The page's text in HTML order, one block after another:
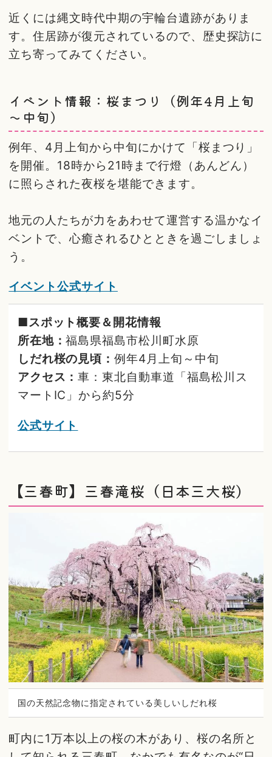
近くには縄文時代中期の宇輪台遺跡がありま
す。住居跡が復元されているので、歴史探訪に
立ち寄ってみてください。
イベント情報：桜まつり（例年4月上旬
～中旬）
例年、4月上旬から中旬にかけて「桜まつり」
を開催。18時から21時まで行燈（あんどん）
に照らされた夜桜を堪能できます。
地元の人たちが力をあわせて運営する温かなイ
ベントで、心癒されるひとときを過ごしましょ
う。
イベント公式サイト
■スポット概要＆開花情報
所在地：福島県福島市松川町水原
しだれ桜の見頃：例年4月上旬～中旬
アクセス：車：東北自動車道「福島松川ス
マートIC」から約5分
公式サイト
【三春町】三春滝桜（日本三大桜）
国の天然記念物に指定されている美しいしだれ桜
町内に1万本以上の桜の木があり、桜の名所と